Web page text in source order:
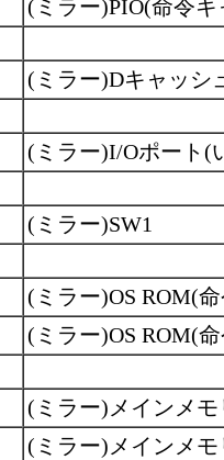
(ミラー)PIO(命令
(ミラー)Dキャッシ
(ミラー)I/Oポート(
(ミラー)SW1
(ミラー)OS ROM(
(ミラー)OS ROM(
(ミラー)メインメ
(ミラー)メインメ